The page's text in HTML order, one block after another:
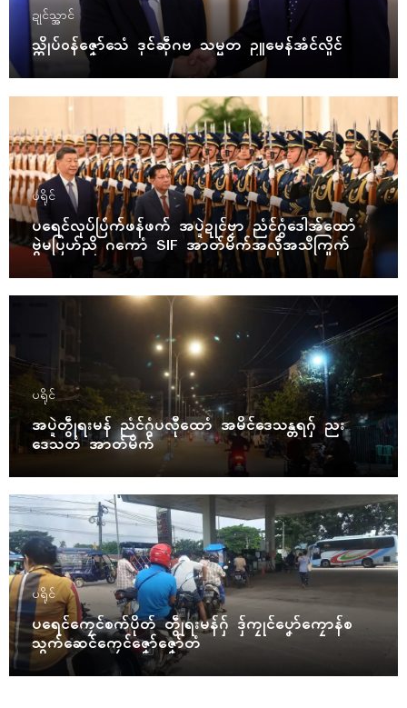
ဍုၚ်သ္အာၚ်
သ္ကိုပ်ဝန်ဇၞော်သေံ ဒုၚ်ဆဵုဂဗ သမ္မတ ဥူမေန်အံၚ်လှိုၚ်
ပရိုၚ်
ပရေၚ်လုပ်ပြံက်ဖန်ဖက် အပ္ဍဲဍုၚ်ဗၟာ ညံၚ်ဂွံဒေါအ်ထောံ
ဗွဲမပြဟ်ညိ ဂကောံ SIF အာတ်မိက်အလဵုအသဳကြုက်
ပရိုၚ်
အပ္ဍဲတွဵုရးမန် ညံၚ်ဂွံပလီုထောံ အမိၚ်ဒေသန္တရဂှ် ညး
ဒေသတံ အာတ်မိက်
ပရိုၚ်
ပရေၚ်ကၠေၚ်စက်ပိုတ် တွဵုရးမန်ဂှ် ဒှ်ကၠုၚ်ပၞော်ကၠောန်စ
သွက်ဆေၚ်ကၠေၚ်ဇၞော်ဇၞော်တံ